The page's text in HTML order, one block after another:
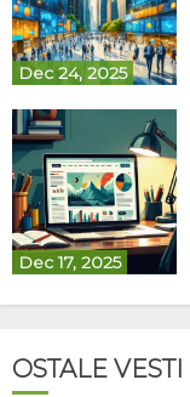
Dec 24, 2025
Dec 17, 2025
OSTALE VESTI